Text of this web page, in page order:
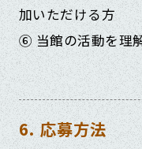
加いただける方
⑥ 当館の活動を理
6. 応募方法